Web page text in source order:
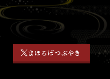
まほろばつぶやき